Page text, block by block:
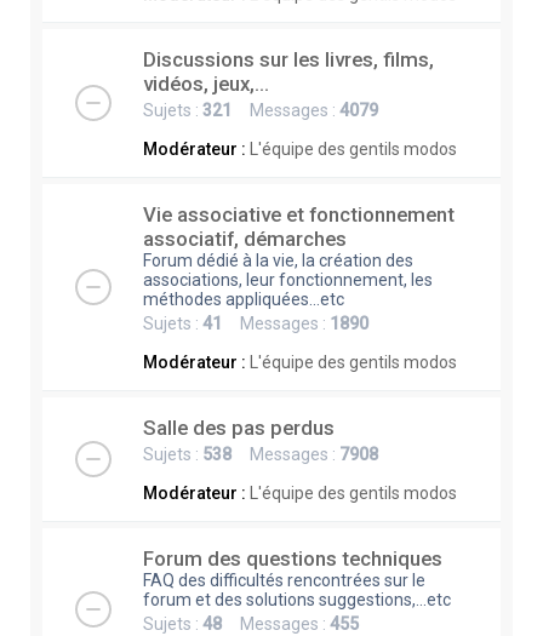
Discussions sur les livres, films,
vidéos, jeux,...
Sujets : 321 Messages : 4079
Modérateur :
L'équipe des gentils modos
Vie associative et fonctionnement
associatif, démarches
Forum dédié à la vie, la création des
associations, leur fonctionnement, les
méthodes appliquées...etc
Sujets : 41 Messages : 1890
Modérateur :
L'équipe des gentils modos
Salle des pas perdus
Sujets : 538 Messages : 7908
Modérateur :
L'équipe des gentils modos
Forum des questions techniques
FAQ des difficultés rencontrées sur le
forum et des solutions suggestions,...etc
Sujets : 48 Messages : 455